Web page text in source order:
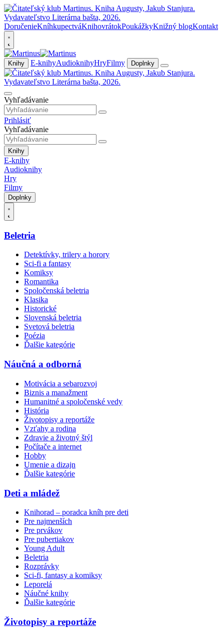
DoručenieKníhkupectváKnihovrátokPoukážkyKnižný blogKontakt
Knihy E-knihyAudioknihyHryFilmy Doplnky
Vyhľadávanie
Prihlásiť
Vyhľadávanie
Knihy
E-knihy
Audioknihy
Hry
Filmy
Doplnky
Beletria
Detektívky, trilery a horory
Sci-fi a fantasy
Komiksy
Romantika
Spoločenská beletria
Klasika
Historické
Slovenská beletria
Svetová beletria
Poézia
Ďalšie kategórie
Náučná a odborná
Motivácia a sebarozvoj
Biznis a manažment
Humanitné a spoločenské vedy
História
Životopisy a reportáže
Vzťahy a rodina
Zdravie a životný štýl
Počítače a internet
Hobby
Umenie a dizajn
Ďalšie kategórie
Deti a mládež
Knihorad – poradca kníh pre deti
Pre najmenších
Pre prvákov
Pre pubertiakov
Young Adult
Beletria
Rozprávky
Sci-fi, fantasy a komiksy
Leporelá
Náučné knihy
Ďalšie kategórie
Životopisy a reportáže